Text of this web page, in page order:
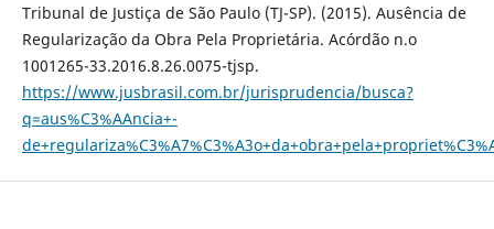
Tribunal de Justiça de São Paulo (TJ-SP). (2015). Ausência de
Regularização da Obra Pela Proprietária. Acórdão n.o
1001265-33.2016.8.26.0075-tjsp.
https://www.jusbrasil.com.br/jurisprudencia/busca?
q=aus%C3%AAncia+-